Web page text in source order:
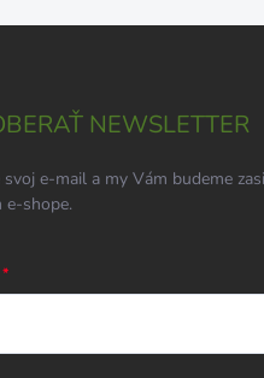
NEWSLETTER
e-mail a my Vám budeme
e-shope.